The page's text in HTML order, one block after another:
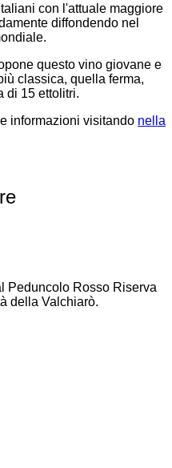
con l'attuale maggiore
diffondendo nel
questo vino giovane e
classica, quella ferma,
di 15 ettolitri.
informazioni visitando nella
Peduncolo Rosso Riserva
della Valchiarò.